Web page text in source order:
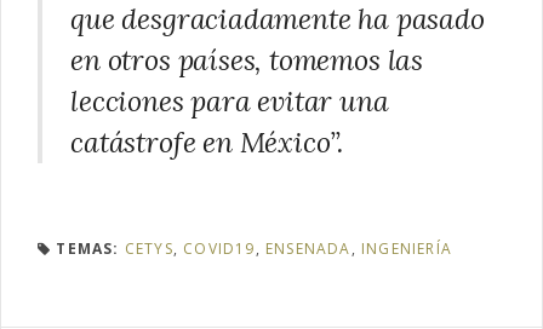
que desgraciadamente ha pasado
en otros países, tomemos las
lecciones para evitar una
catástrofe en México”.
TEMAS: CETYS, COVID19, ENSENADA, INGENIERÍA